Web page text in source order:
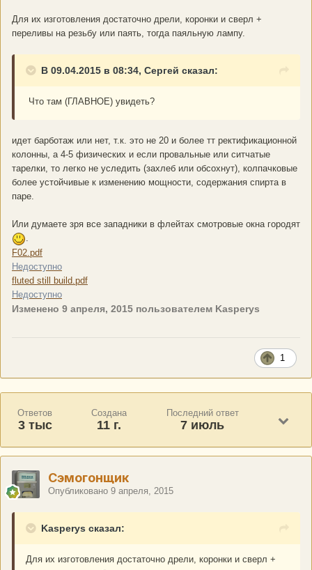
Для их изготовления достаточно дрели, коронки и сверл +
переливы на резьбу или паять, тогда паяльную лампу.
В 09.04.2015 в 08:34, Сергей сказал:
Что там (ГЛАВНОЕ) увидеть?
идет барботаж или нет, т.к. это не 20 и более тт ректификационной
колонны, а 4-5 физических и если провальные или ситчатые
тарелки, то легко не уследить (захлеб или обсохнут), колпачковые
более устойчивые к изменению мощности, содержания спирта в
паре.
Или думаете зря все западники в флейтах смотровые окна городят
.
F02.pdf
Недоступно
fluted still build.pdf
Недоступно
Изменено 9 апреля, 2015 пользователем Kasperys
1
Ответов
3 тыс
Создана
11 г.
Последний ответ
7 июль
Сэмогонщик
Опубликовано 9 апреля, 2015
Kasperys сказал:
Для их изготовления достаточно дрели, коронки и сверл +